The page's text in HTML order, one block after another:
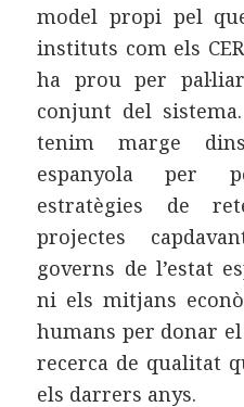
model propi pel
instituts com els
ha prou per
conjunt del
tenim marge
espanyola per
estratègies de
projectes
governs de l’estat
ni els mitjans
humans per donar
recerca de qualitat
els darrers anys.